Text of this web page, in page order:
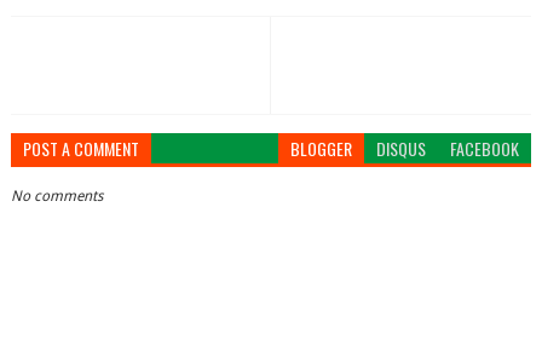
POST A COMMENT BLOGGER DISQUS FACEBOOK
No comments